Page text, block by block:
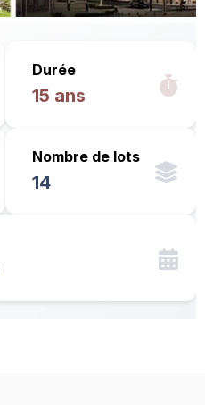
Durée
15 ans
Nombre de lots
14